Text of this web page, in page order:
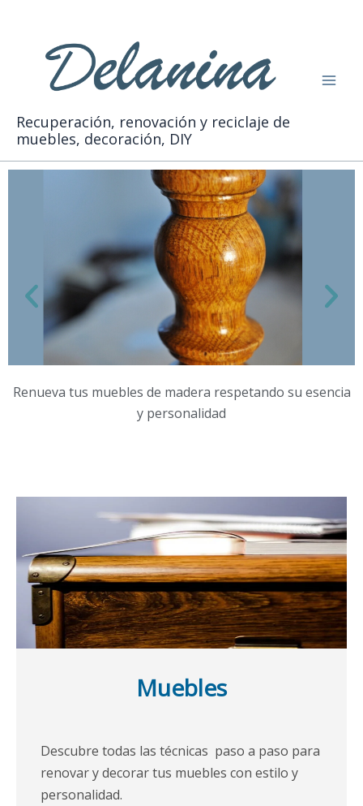
contenido
Recuperación, renovación y reciclaje de
muebles, decoración, DIY
Renueva tus muebles de madera respetando su esencia
y personalidad
Muebles
Descubre todas las técnicas paso a paso para
renovar y decorar tus muebles con estilo y
personalidad.